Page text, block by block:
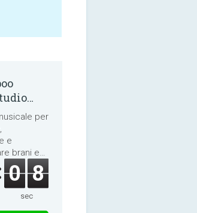
per
e
brani e
0 7
sec